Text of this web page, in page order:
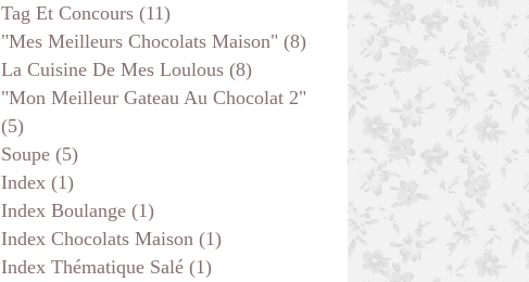
Tag Et Concours (11)
"mes Meilleurs Chocolats Maison" (8)
La Cuisine De Mes Loulous (8)
"mon Meilleur Gateau Au Chocolat 2"
(5)
Soupe (5)
Index (1)
Index Boulange (1)
Index Chocolats Maison (1)
Index Thématique Salé (1)